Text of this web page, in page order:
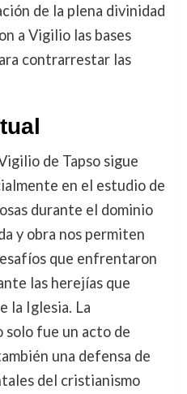
de la plena divinidad
a Vigilio las bases
contrarrestar las
de Tapso sigue
en el estudio de
durante el dominio
y obra nos permiten
que enfrentaron
las herejías que
la Iglesia. La
fue un acto de
una defensa de
del cristianismo